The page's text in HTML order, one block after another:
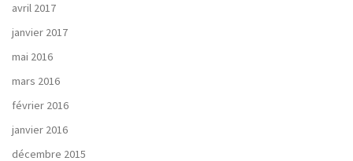
avril 2017
janvier 2017
mai 2016
mars 2016
février 2016
janvier 2016
décembre 2015